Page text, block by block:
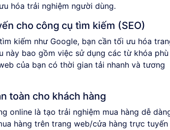
hóa trải nghiệm người dùng.
cho công cụ tìm kiếm (SEO)
kiếm như Google, bạn cần tối ưu hóa
này bao gồm việc sử dụng các từ khóa phù
của bạn có thời gian tải nhanh và tương
toàn cho khách hàng
online là tạo trải nghiệm mua hàng dễ
hàng trên trang web/cửa hàng trực tuyến